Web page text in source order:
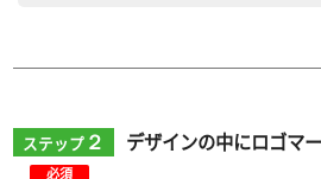
ステップ２ デザインの中にロゴマ
必須